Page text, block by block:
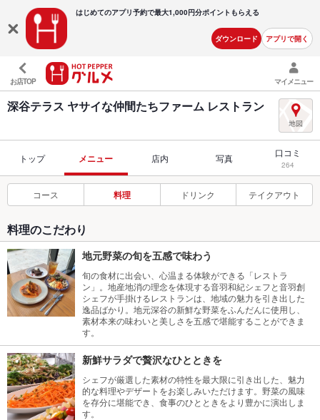
はじめてのアプリ予約で最大1,000円分ポイントもらえる
ダウンロード アプリで開く
お店TOP マイメニュー
深谷テラス ヤサイな仲間たちファーム レストラン
トップ メニュー 店内 写真 口コミ
264
コース 料理 ドリンク テイクアウト
料理のこだわり
地元野菜の旬を五感で味わう
旬の食材に出会い、心温まる体験ができる「レストラ
ン」。地産地消の理念を体現する音羽和紀シェフと音羽創
シェフが手掛けるレストランは、地域の魅力を引き出した
逸品ばかり。地元深谷の新鮮な野菜をふんだんに使用し、
素材本来の味わいと美しさを五感で堪能することができま
す。
新鮮サラダで贅沢なひとときを
シェフが厳選した素材の特性を最大限に引き出した、魅力
的な料理やデザートをお楽しみいただけます。野菜の風味
を存分に堪能でき、食事のひとときをより豊かに演出しま
す。